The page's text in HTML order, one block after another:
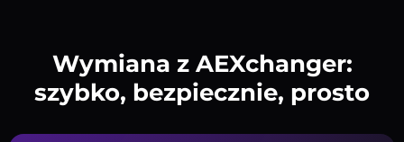
Wymiana z AEXchanger:
szybko, bezpiecznie, prosto